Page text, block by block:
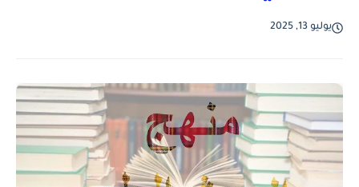
يوليو 13, 2025